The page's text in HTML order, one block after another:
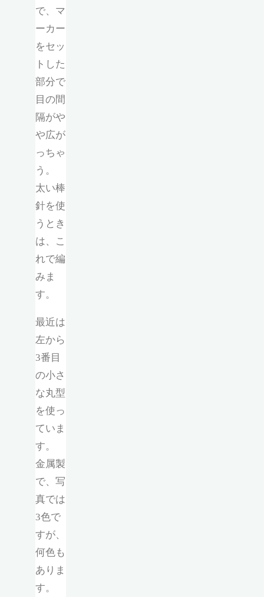
で、マ
ーカー
をセッ
トした
部分で
目の間
隔がや
や広が
っちゃ
う。
太い棒
針を使
うとき
は、こ
れで編
みま
す。
最近は
左から
3番目
の小さ
な丸型
を使っ
ていま
す。
金属製
で、写
真では
3色で
すが、
何色も
ありま
す。